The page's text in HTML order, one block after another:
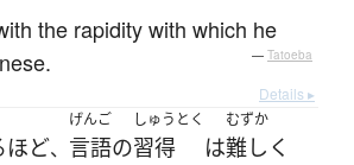
the rapidity with which he
— Tatoeba
Details ▸
ほど、
げんご
言語の
しゅうとく
習得 は
むずか
難しく